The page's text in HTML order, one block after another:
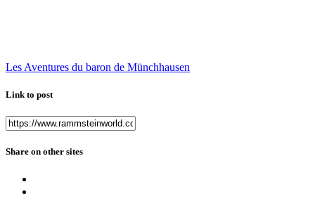
Les Aventures du baron de Münchhausen
Link to post
Share on other sites